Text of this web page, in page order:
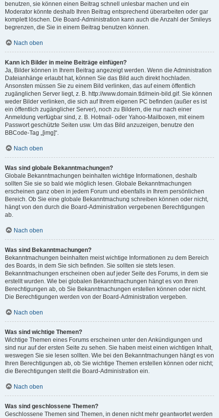
benutzen, sie können einen Beitrag schnell unlesbar machen und ein
Moderator könnte deshalb Ihren Beitrag entsprechend überarbeiten oder gar
komplett löschen. Die Board-Administration kann auch die Anzahl der Smileys
begrenzen, die Sie in einem Beitrag benutzen können.
Nach oben
Kann ich Bilder in meine Beiträge einfügen?
Ja, Bilder können in Ihrem Beitrag angezeigt werden. Wenn die Administration
Dateianhänge erlaubt hat, können Sie das Bild auch direkt hochladen.
Ansonsten müssen Sie zu einem Bild verlinken, das auf einem öffentlich
zugänglichen Server liegt, z. B. http://www.domain.tld/mein-bild.gif. Sie können
weder Bilder verlinken, die sich auf Ihrem eigenen PC befinden (außer es ist
ein öffentlich zugänglicher Server), noch zu Bildern, die nur nach einer
Anmeldung verfügbar sind, z. B. Hotmail- oder Yahoo-Mailboxen, mit einem
Passwort geschützte Seiten usw. Um das Bild anzuzeigen, benutze den
BBCode-Tag „[img]“.
Nach oben
Was sind globale Bekanntmachungen?
Globale Bekanntmachungen beinhalten wichtige Informationen, deshalb
sollten Sie sie so bald wie möglich lesen. Globale Bekanntmachungen
erscheinen ganz oben in jedem Forum und ebenfalls in Ihrem persönlichen
Bereich. Ob Sie eine globale Bekanntmachung schreiben können oder nicht,
hängt von den durch die Board-Administration vergebenen Berechtigungen
ab.
Nach oben
Was sind Bekanntmachungen?
Bekanntmachungen beinhalten meist wichtige Informationen zu dem Bereich
des Boards, in dem Sie sich befinden. Sie sollten sie stets lesen.
Bekanntmachungen erscheinen oben auf jeder Seite des Forums, in dem sie
erstellt wurden. Wie bei globalen Bekanntmachungen hängt es von Ihren
Berechtigungen ab, ob Sie Bekanntmachungen erstellen können oder nicht.
Die Berechtigungen werden von der Board-Administration vergeben.
Nach oben
Was sind wichtige Themen?
Wichtige Themen eines Forums erscheinen unter den Ankündigungen und
sind nur auf der ersten Seite zu sehen. Sie haben meist einen wichtigen Inhalt,
weswegen Sie sie lesen sollten. Wie bei den Bekanntmachungen hängt es von
Ihren Berechtigungen ab, ob Sie wichtige Themen erstellen können oder nicht;
die Berechtigungen stellt die Board-Administration ein.
Nach oben
Was sind geschlossene Themen?
Geschlossene Themen sind Themen, in denen nicht mehr geantwortet werden